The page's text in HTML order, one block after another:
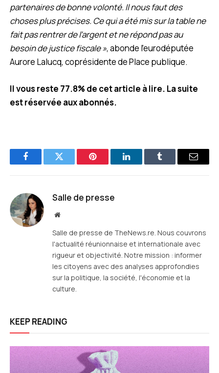
partenaires de bonne volonté. Il nous faut des
choses plus précises. Ce qui a été mis sur la table ne
fait pas rentrer de l’argent et ne répond pas au
besoin de justice fiscale », abonde l’eurodéputée
Aurore Lalucq, coprésidente de Place publique.
Il vous reste 77.8% de cet article à lire. La suite
est réservée aux abonnés.
FacebookTwitter Pinterest LinkedInTumblr
E-
Salle de presse
Site
Salle de presse de TheNews.re. Nous couvrons
l'actualité réunionnaise et internationale avec
rigueur et objectivité. Notre mission : informer
les citoyens avec des analyses approfondies
sur la politique, la société, l'économie et la
culture.
KEEP READING